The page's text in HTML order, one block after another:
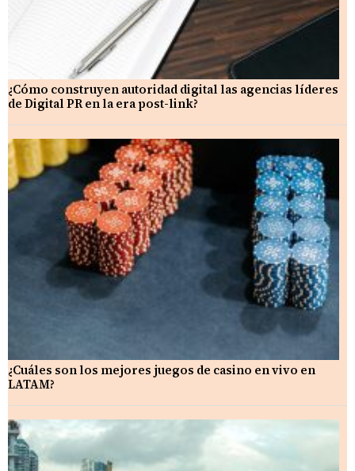
¿Cómo construyen autoridad digital las agencias líderes
de Digital PR en la era post-link?
¿Cuáles son los mejores juegos de casino en vivo en
LATAM?